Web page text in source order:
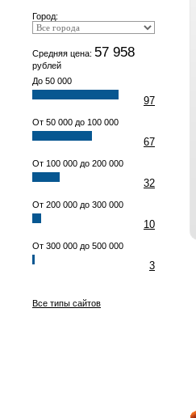
Город:
Средняя цена: 57 958
рублей
До 50 000
97
От 50 000 до 100 000
67
От 100 000 до 200 000
32
От 200 000 до 300 000
10
От 300 000 до 500 000
3
Все типы сайтов